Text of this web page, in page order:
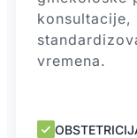
konsultacije,
vremena.